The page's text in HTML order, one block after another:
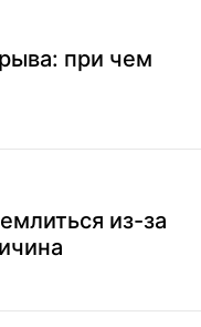
при чем
из-за